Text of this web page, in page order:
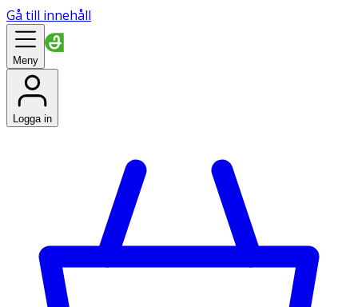
Gå till innehåll
Meny
Logga in